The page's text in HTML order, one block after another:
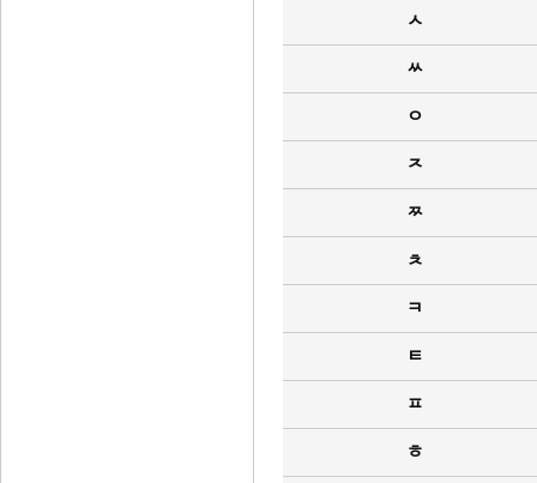
ㅅ
ㅆ
ㅇ
ㅈ
ㅉ
ㅊ
ㅋ
ㅌ
ㅍ
ㅎ